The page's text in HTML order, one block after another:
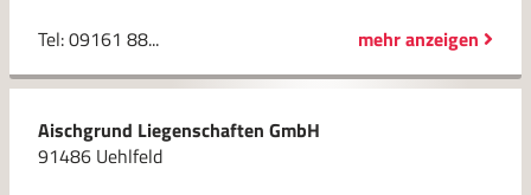
Tel: 09161 88...
mehr anzeigen
Aischgrund Liegenschaften GmbH
91486 Uehlfeld